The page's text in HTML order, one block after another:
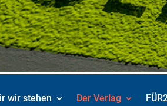
wir stehen Der Verlag